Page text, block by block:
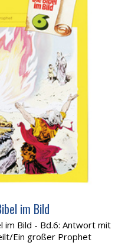
im Bild
im Bild - Bd.6: Antwort mit
Ein großer Prophet